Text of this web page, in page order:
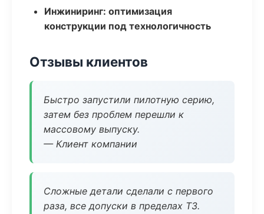
Инжиниринг: оптимизация
конструкции под технологичность
Отзывы клиентов
Быстро запустили пилотную серию,
затем без проблем перешли к
массовому выпуску.
— Клиент компании
Сложные детали сделали с первого
раза, все допуски в пределах ТЗ.